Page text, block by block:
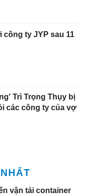
công ty JYP sau 11
Trì Trọng Thụy bị
các công ty của vợ
vận tải container